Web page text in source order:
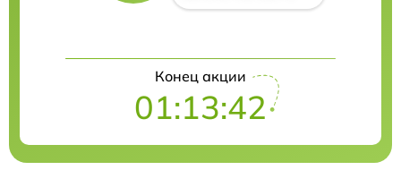
Конец акции
01:13:41